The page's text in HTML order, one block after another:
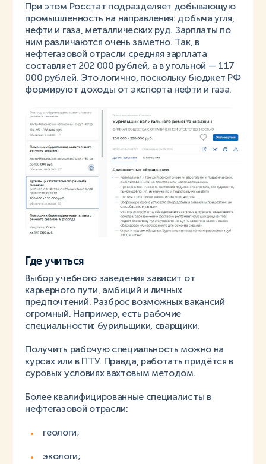
При этом Росстат подразделяет добывающую
промышленность на направления: добыча угля,
нефти и газа, металлических руд. Зарплаты по
ним различаются очень заметно. Так, в
нефтегазовой отрасли средняя зарплата
составляет 202 000 рублей, а в угольной — 117
000 рублей. Это логично, поскольку бюджет РФ
формируют доходы от экспорта нефти и газа.
Где учиться
Выбор учебного заведения зависит от
карьерного пути, амбиций и личных
предпочтений. Разброс возможных вакансий
огромный. Например, есть рабочие
специальности: бурильщики, сварщики.
Получить рабочую специальность можно на
курсах или в ПТУ. Правда, работать придётся в
суровых условиях вахтовым методом.
Более квалифицированные специалисты в
нефтегазовой отрасли:
геологи;
экологи;